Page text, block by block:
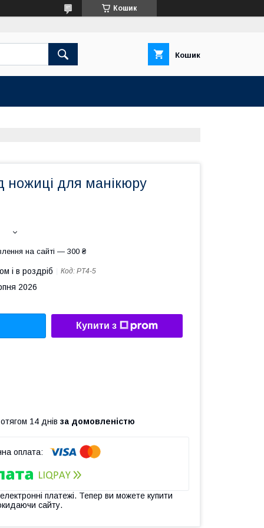
Кошик
Кошик
ножиці для манікюру
на сайті — 300 ₴
і в роздріб Код: PT4-5
2026
Купити з
14 днів за домовленістю
платежі. Тепер ви можете купити
сайту.